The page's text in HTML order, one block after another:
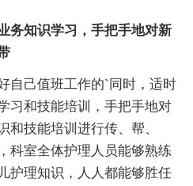
务知识学习，手把手地对新
己值班工作的`同时，适时
习和技能培训，手把手地对
和技能培训进行传、帮、
科室全体护理人员能够熟练
护理知识，人人都能够胜任